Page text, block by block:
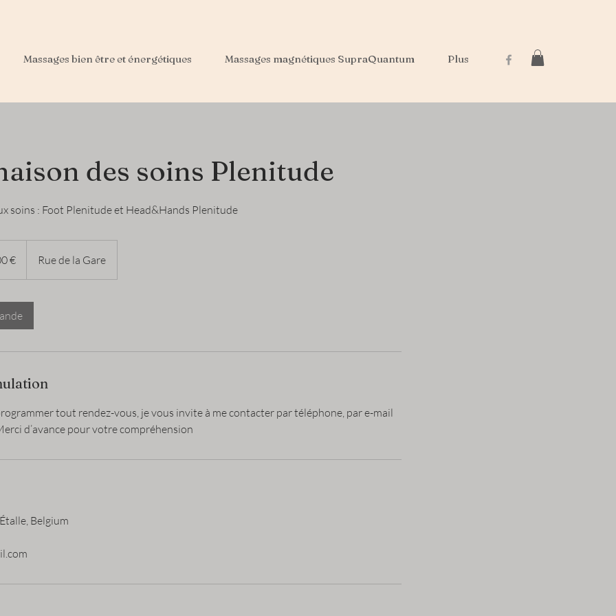
Massages bien être et énergétiques Massages magnétiques SupraQuantum Plus
des soins Plenitude
soins : Foot Plenitude et Head&Hands Plenitude
€ Rue de la Gare
tout rendez-vous, je vous invite à me contacter par téléphone, par e-mail
d’avance pour votre compréhension
Belgium